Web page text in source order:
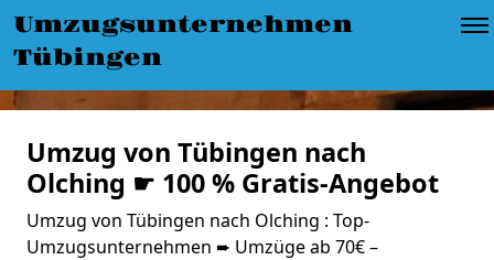
Umzugsunternehmen
Tübingen
Umzug von Tübingen nach
Olching ☛ 100 % Gratis-Angebot
Umzug von Tübingen nach Olching : Top-
Umzugsunternehmen ➨ Umzüge ab 70€ –